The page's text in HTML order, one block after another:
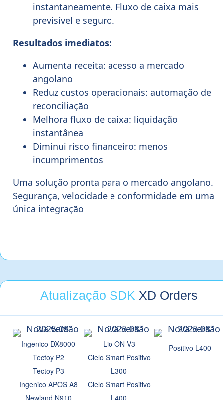
instantaneamente. Fluxo de caixa mais
previsível e seguro.
Resultados imediatos:
Aumenta receita: acesso a mercado
angolano
Reduz custos operacionais: automação de
reconciliação
Melhora fluxo de caixa: liquidação
instantânea
Diminui risco financeiro: menos
incumprimentos
Uma solução pronta para o mercado angolano.
Segurança, velocidade e conformidade em uma
única integração
Atualização SDK XD Orders
Ingenico DX8000
Tectoy P2
Tectoy P3
Ingenico APOS A8
Newland N910
Lio ON V3
Cielo Smart Positivo
L300
Cielo Smart Positivo
L400
Positivo L400